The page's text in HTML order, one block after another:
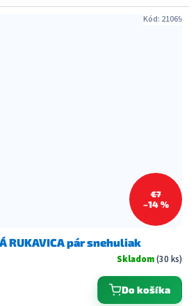
€7
–14 %
RUKAVICA pár snehuliak
Skladom(30 ks)
Do košíka
Kód: 21069